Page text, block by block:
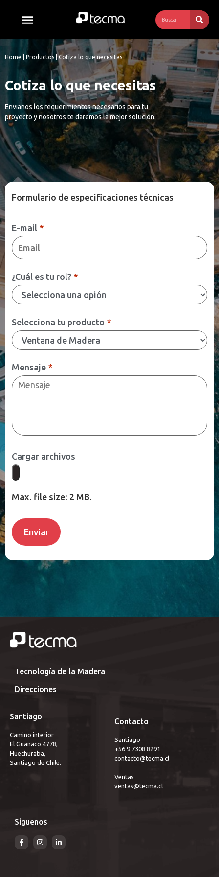
Home | Productos | Cotiza lo que necesitas
Cotiza lo que necesitas
Envianos los requerimientos necesarios para tu
proyecto y nosotros te daremos la mejor solución.
Formulario de especificaciones técnicas
E-mail *
¿Cuál es tu rol? *
Selecciona tu producto *
Mensaje *
Cargar archivos
Max. file size: 2 MB.
Tecnología de la Madera
Direcciones
Santiago
Camino interior
El Guanaco 4778,
Huechuraba,
Santiago de Chile.
Contacto
Santiago
+56 9 7308 8291
contacto@tecma.cl
Ventas
ventas@tecma.cl
Siguenos